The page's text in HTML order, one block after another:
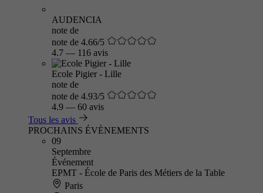
AUDENCIA
note de
note de 4.66/5
4.7 — 116 avis
Ecole Pigier - Lille
note de
note de 4.93/5
4.9 — 60 avis
Tous les avis
PROCHAINS ÉVÈNEMENTS
09
Septembre
Événement
EPMT - École de Paris des Métiers de la Table
Paris